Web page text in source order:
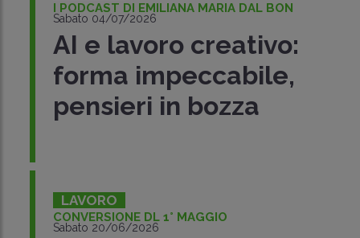
I PODCAST DI EMILIANA MARIA DAL BON
Sabato 04/07/2026
AI e lavoro creativo:
forma impeccabile,
pensieri in bozza
LAVORO
CONVERSIONE DL 1° MAGGIO
Sabato 20/06/2026